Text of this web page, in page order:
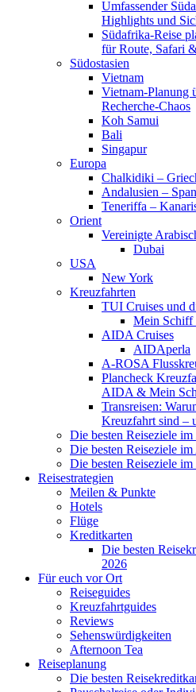
Umfassender
Highlights und
Südafrika-Reise
für Route, Safari
Südostasien
Vietnam
Vietnam-Planung
Recherche-Chaos
Koh Samui
Bali
Singapur
Europa
Chalkidiki –
Andalusien –
Teneriffa –
Orient
Vereinigte
Dubai
USA
New York
Kreuzfahrten
TUI Cruises und
Mein Schiff
AIDA Cruises
AIDAperla
A-ROSA
Plancheck
AIDA & Mein
Transreisen:
Kreuzfahrt sind –
Die besten Reiseziele
Die besten Reiseziele
Die besten Reiseziele
Reisestrategien
Meilen & Punkte
Hotels
Flüge
Kreditkarten
Die besten
2026
Für euch vor Ort
Reiseguides
Kreuzfahrtguides
Reviews
Sehenswürdigkeiten
Afternoon Tea
Reiseplanung
Die besten